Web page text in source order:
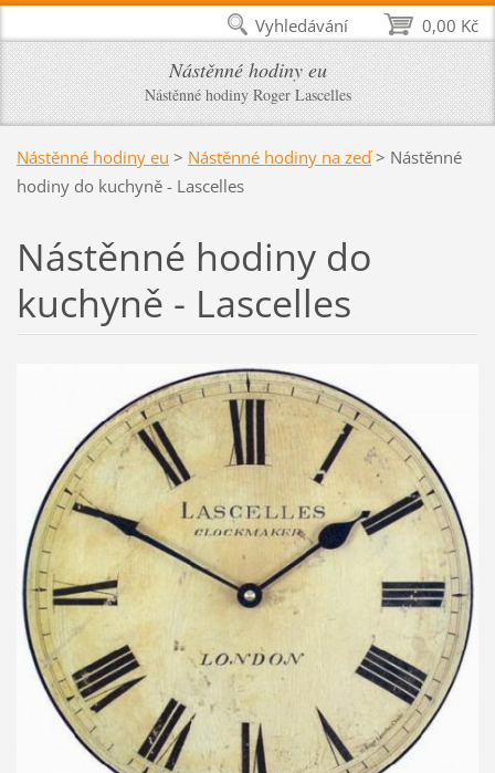
Nástěnné hodiny eu
Nástěnné hodiny Roger Lascelles
Nástěnné hodiny eu > Nástěnné hodiny na zeď > Nástěnné
hodiny do kuchyně - Lascelles
Nástěnné hodiny do
kuchyně - Lascelles
0,00 Kč
Vyhledávání